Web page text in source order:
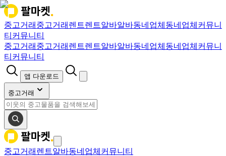
중고거래 중고거래 렌트렌트알바알바동네업체 동네업체 커뮤니
티 커뮤니티
중고거래 중고거래 렌트렌트알바알바동네업체 동네업체 커뮤니
티 커뮤니티
앱 다운로드
중고거래
중고거래 렌트알바동네업체 커뮤니티